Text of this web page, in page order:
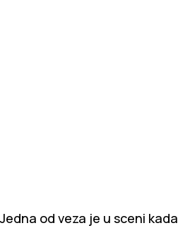
Jedna od veza je u sceni kada